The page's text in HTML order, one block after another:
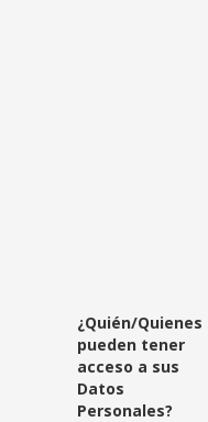
¿Quién/Quienes
pueden tener
acceso a sus
Datos
Personales?